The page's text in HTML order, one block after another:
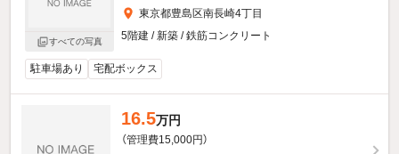
すべての写真
東京都豊島区南長崎4丁目
5階建 / 新築 / 鉄筋コンクリート
駐車場あり 宅配ボックス
16.5万円
（管理費15,000円）